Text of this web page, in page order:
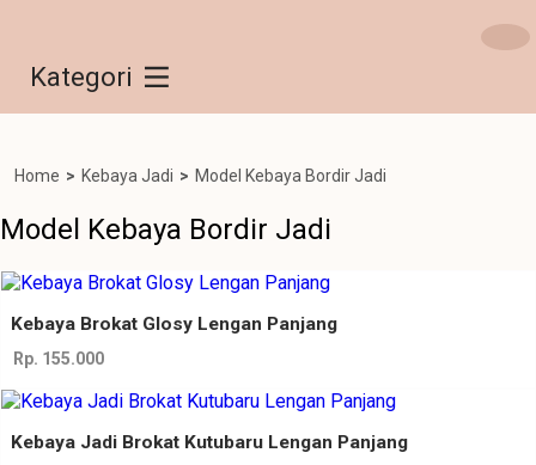
Kategori
Home > Kebaya Jadi > Model Kebaya Bordir Jadi
Model Kebaya Bordir Jadi
Kebaya Brokat Glosy Lengan Panjang
Rp. 155.000
Kebaya Jadi Brokat Kutubaru Lengan Panjang